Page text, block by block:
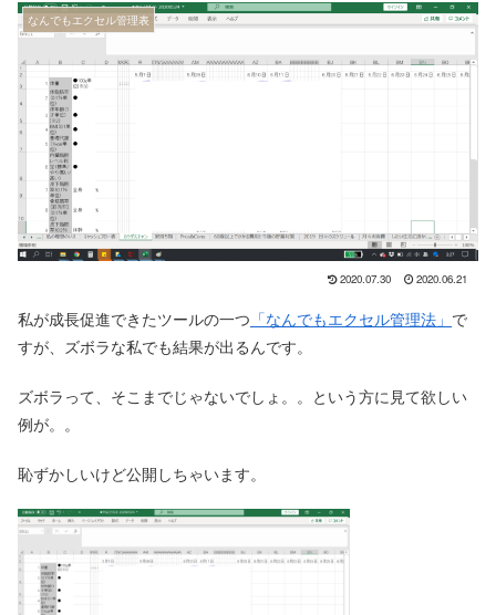
なんでもエクセル管理表
2020.07.30 2020.06.21
私が成長促進できたツールの一つ 「なんでもエクセル管理法」 で
すが、ズボラな私でも結果が出るんです。
ズボラって、そこまでじゃないでしょ。。という方に見て欲しい
例が。。
恥ずかしいけど公開しちゃいます。